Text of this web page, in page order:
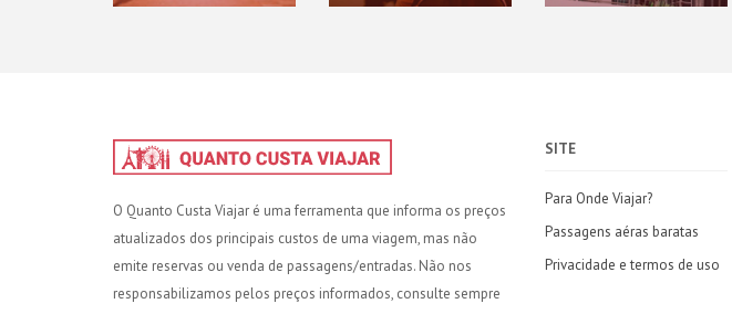
O Quanto Custa Viajar é uma ferramenta que informa os preços
atualizados dos principais custos de uma viagem, mas não
emite reservas ou venda de passagens/entradas. Não nos
responsabilizamos pelos preços informados, consulte sempre
SITE
Para Onde Viajar?
Passagens aéras baratas
Privacidade e termos de uso